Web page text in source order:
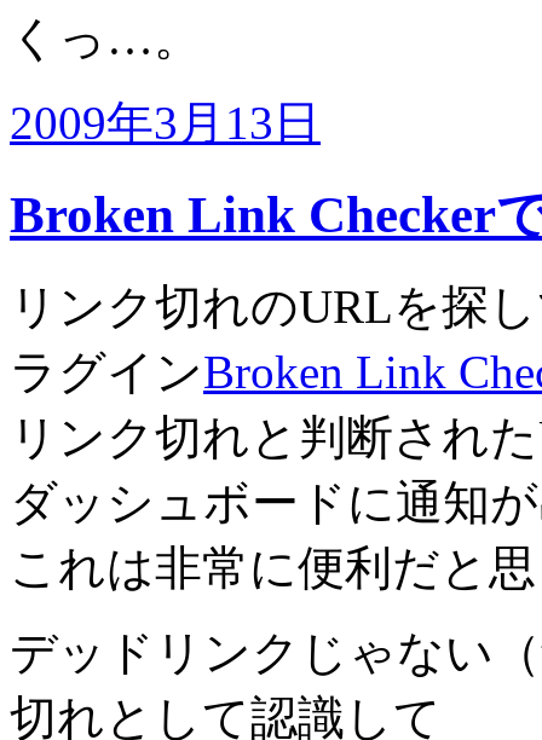
くっ…。
2009年3月13日
Broken Link Checker
リンク切れのURLを探
ラグインBroken Link
リンク切れと判断され
ダッシュボードに通知
これは非常に便利だと
デッドリンクじゃない
切れとして認識して